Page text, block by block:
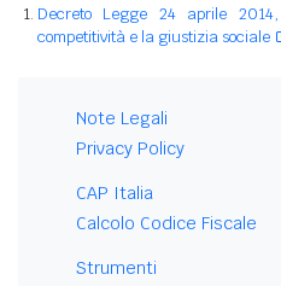
Decreto Legge 24 aprile
competitività e la giustizia sociale
Note Legali
Privacy Policy
CAP Italia
Calcolo Codice Fiscale
Strumenti